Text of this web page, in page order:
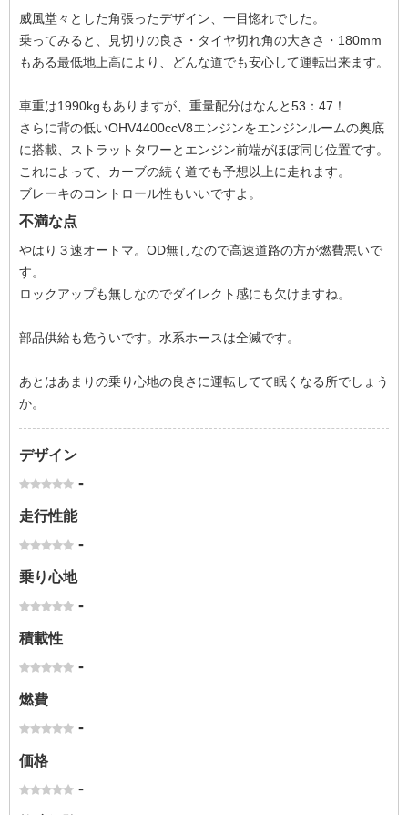
威風堂々とした角張ったデザイン、一目惚れでした。
乗ってみると、見切りの良さ・タイヤ切れ角の大きさ・180mm
もある最低地上高により、どんな道でも安心して運転出来ます。
車重は1990kgもありますが、重量配分はなんと53：47！
さらに背の低いOHV4400ccV8エンジンをエンジンルームの奥底
に搭載、ストラットタワーとエンジン前端がほぼ同じ位置です。
これによって、カーブの続く道でも予想以上に走れます。
ブレーキのコントロール性もいいですよ。
不満な点
やはり３速オートマ。OD無しなので高速道路の方が燃費悪いで
す。
ロックアップも無しなのでダイレクト感にも欠けますね。
部品供給も危ういです。水系ホースは全滅です。
あとはあまりの乗り心地の良さに運転してて眠くなる所でしょう
か。
デザイン
-
走行性能
-
乗り心地
-
積載性
-
燃費
-
価格
-